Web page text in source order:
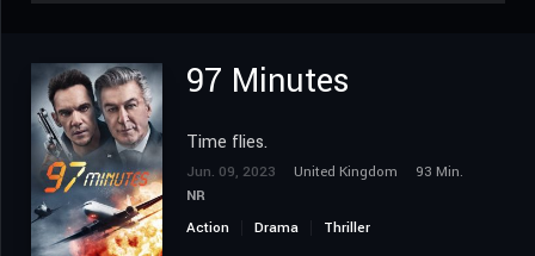
97 Minutes
Time flies.
Jun. 09, 2023 United Kingdom
93 Min.
NR
Action
Drama Thriller